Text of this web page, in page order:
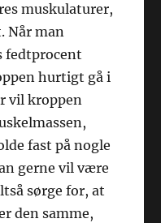
muskulaturer,
Når man
fedtprocent
hurtigt gå i
vil kroppen
fast på nogle
gerne vil være
sørge for, at
den samme,